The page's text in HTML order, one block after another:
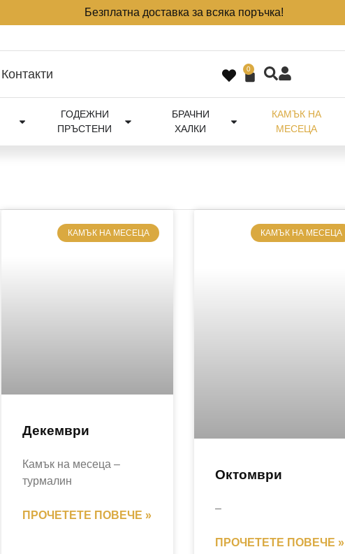
Безплатна доставка за всяка поръчка!
Контакти 0
ГОДЕЖНИ
ПРЪСТЕНИ
БРАЧНИ
ХАЛКИ
КАМЪК НА
МЕСЕЦА
КАМЪК НА МЕСЕЦА
Декември
Камък на месеца –
турмалин
ПРОЧЕТЕТЕ ПОВЕЧЕ »
КАМЪК НА МЕСЕЦА
Октомври
–
ПРОЧЕТЕТЕ ПОВЕЧЕ »